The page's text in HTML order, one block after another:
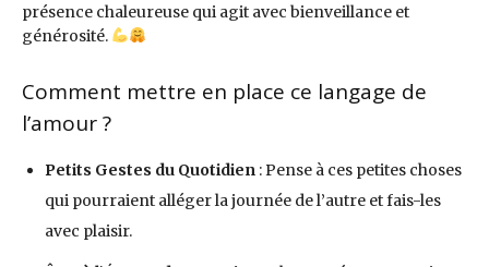
présence chaleureuse qui agit avec bienveillance et
générosité.
Comment mettre en place ce langage de
l’amour ?
Petits Gestes du Quotidien : Pense à ces petites choses
qui pourraient alléger la journée de l’autre et fais-les
avec plaisir.